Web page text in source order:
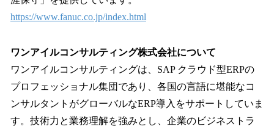
https://www.fanuc.co.jp/index.html
ワンアイルコンサルティング株式会社について
ワンアイルコンサルティングは、SAP クラウド型ERPの
プロフェッショナル集団であり、各国の言語に堪能なコ
ンサルタントがグローバルなERP導入をサポートしていま
す。技術力と業務理解を強みとし、企業のビジネストラ